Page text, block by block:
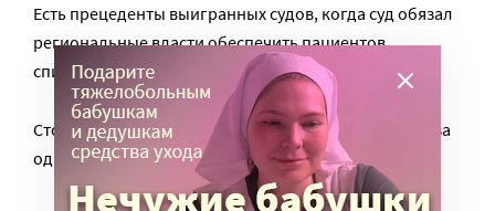
Есть прецеденты выигранных судов, когда суд обязал
региональные власти обеспечить пациентов
спинразой за счёт региональных бюджетов.
Стоимость препарата – около 8 миллионов рублей за
одну инъекцию.